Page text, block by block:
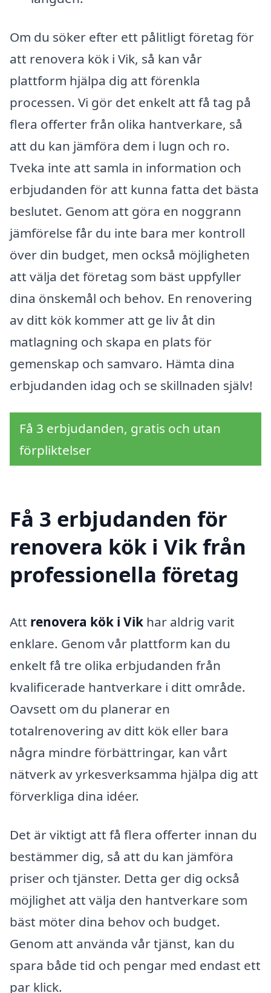
Om du söker efter ett pålitligt företag för
att renovera kök i Vik, så kan vår
plattform hjälpa dig att förenkla
processen. Vi gör det enkelt att få tag på
flera offerter från olika hantverkare, så
att du kan jämföra dem i lugn och ro.
Tveka inte att samla in information och
erbjudanden för att kunna fatta det bästa
beslutet. Genom att göra en noggrann
jämförelse får du inte bara mer kontroll
över din budget, men också möjligheten
att välja det företag som bäst uppfyller
dina önskemål och behov. En renovering
av ditt kök kommer att ge liv åt din
matlagning och skapa en plats för
gemenskap och samvaro. Hämta dina
erbjudanden idag och se skillnaden själv!
Få 3 erbjudanden, gratis och utan
förpliktelser
Få 3 erbjudanden för
renovera kök i Vik från
professionella företag
Att renovera kök i Vik har aldrig varit
enklare. Genom vår plattform kan du
enkelt få tre olika erbjudanden från
kvalificerade hantverkare i ditt område.
Oavsett om du planerar en
totalrenovering av ditt kök eller bara
några mindre förbättringar, kan vårt
nätverk av yrkesverksamma hjälpa dig att
förverkliga dina idéer.
Det är viktigt att få flera offerter innan du
bestämmer dig, så att du kan jämföra
priser och tjänster. Detta ger dig också
möjlighet att välja den hantverkare som
bäst möter dina behov och budget.
Genom att använda vår tjänst, kan du
spara både tid och pengar med endast ett
par klick.